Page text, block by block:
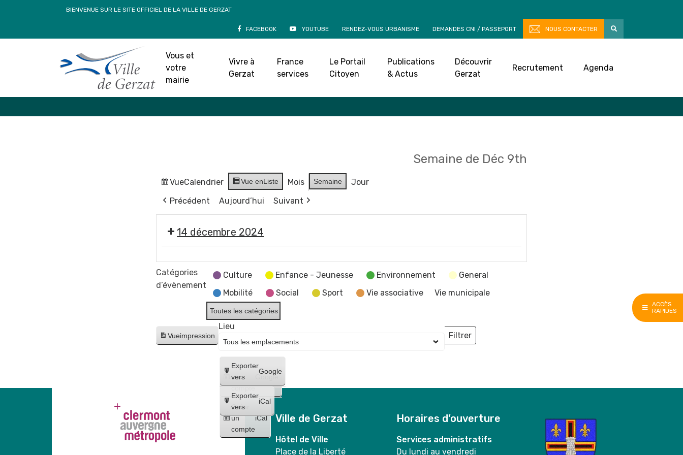
ACCÈS
RAPIDES
BIENVENUE SUR LE SITE OFFICIEL DE LA VILLE DE GERZAT
FACEBOOK YOUTUBE RENDEZ-VOUS URBANISME DEMANDES CNI / PASSEPORT NOUS CONTACTER
Vous et
votre
mairie
Vivre à
Gerzat
France
services
Le Portail
Citoyen
Publications
& Actus
Découvrir
Gerzat
Recrutement Agenda
Accueil»Agenda
Semaine de Déc 9th
VueCalendrier Vue enListe Mois Semaine
Jour
Précédent
Aujourd’hui Suivant
14 décembre 2024
Ego
-
Catégories
d’évènement
Culture Enfance - Jeunesse Environnement
General
Mobilité
Social Sport Vie associative Vie municipale
Toutes les catégories
Vueimpression
Créer
un
compte
Google
Créer
un
compte
iCal
Exporter
vers
Google
Exporter
vers
iCal
Lieu
Filtrer
Lieux
Ville de Gerzat
Hôtel de Ville
Place de la Liberté
Horaires d’ouverture
Services administratifs
Du lundi au vendredi